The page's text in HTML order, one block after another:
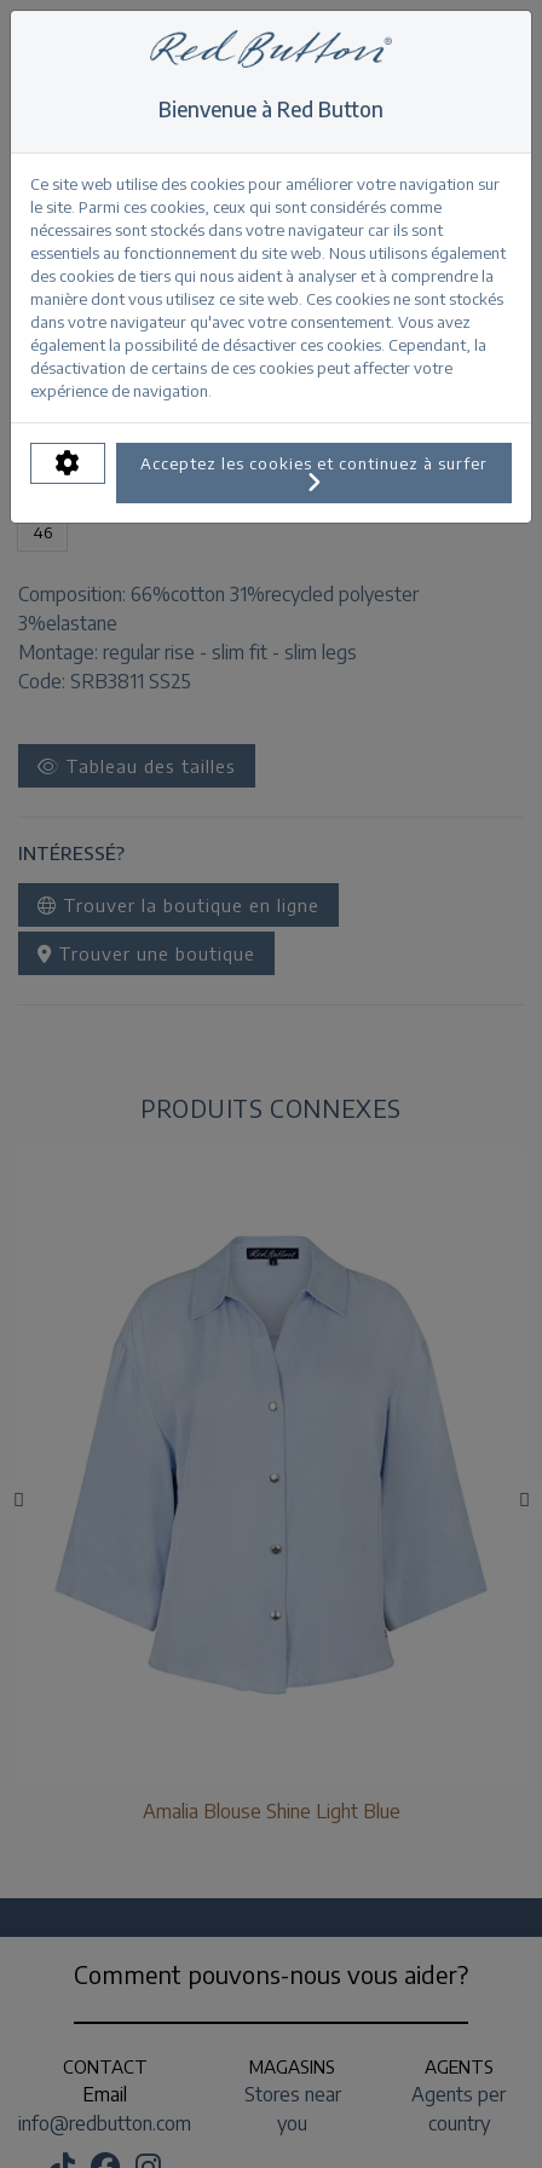
Jimmy offwhite
Retour
Jimmy offwhite
INFORMATIONS SUR LE PRODUIT
TAILLES DISPONIBLES:
32 34
46
Composition: 66%cotton 31%recycled polyester
3%elastane
Montage: regular rise - slim fit - slim legs
Code: SRB3811 SS25
Tableau des tailles
INTÉRESSÉ?
Trouver la boutique en ligne
Trouver une boutique
PRODUITS CONNEXES
Amalia Blouse Shine Light Blue
Bienvenue à Red Button
Ce site web utilise des cookies pour améliorer votre navigation sur
le site. Parmi ces cookies, ceux qui sont considérés comme
nécessaires sont stockés dans votre navigateur car ils sont
essentiels au fonctionnement du site web. Nous utilisons également
des cookies de tiers qui nous aident à analyser et à comprendre la
manière dont vous utilisez ce site web. Ces cookies ne sont stockés
dans votre navigateur qu'avec votre consentement. Vous avez
également la possibilité de désactiver ces cookies. Cependant, la
désactivation de certains de ces cookies peut affecter votre
expérience de navigation.
Acceptez les cookies et continuez à surfer
Comment pouvons-nous vous aider?
CONTACT
Email
info@redbutton.com
MAGASINS
Stores near
you
AGENTS
Agents per
country